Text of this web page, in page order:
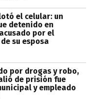
el celular: un
detenido en
por el
su esposa
por drogas y robo,
de prisión fue
y empleado